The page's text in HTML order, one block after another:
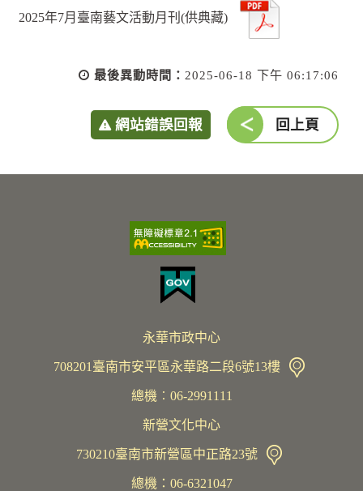
2025年7月臺南藝文活動月刊(供典藏)
最後異動時間： 2025-06-18 下午 06:17:06
網站錯誤回報 回上頁
永華市政中心
708201臺南市安平區永華路二段6號13樓
總機︰06-2991111
新營文化中心
730210臺南市新營區中正路23號
總機：06-6321047